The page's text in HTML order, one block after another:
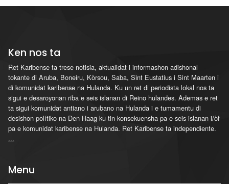
Ken nos ta
Ret Karibense ta trese notisia, aktualidat i informashon adishonal
tokante di Aruba, Boneiru, Kòrsou, Saba, Sint Eustatius i Sint Maarten i
di komunidat karibense na Hulanda. Ku un ret di periodista lokal nos ta
sigui e desaroyonan riba e seis islanan di Reino hulandes. Ademas e ret
ta sigui komunidat antiano i arubano na Hulanda i e tumamentu di
desishon polítiko na Den Haag ku tin konsekuensha pa e seis islanan i/òf
pa e komunidat karibense na Hulanda. Ret Karibense ta independiente.
...
Menu